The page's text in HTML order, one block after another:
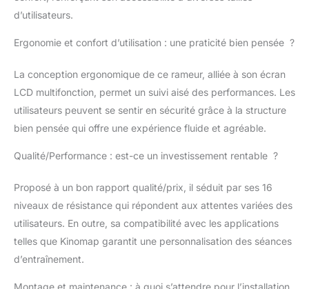
la conception unique à double rail vous
permettent de ramer sans bruit, sans
entraînement. La conception à double rail
améliore la sécurité et la stabilité pendant
l'exercice. Vous pouvez ainsi vous
concentrer sur votre entraînement et le
𝙋𝙍𝙊𝙁𝙀𝙎𝙎𝙄𝙊𝙉𝙉𝙀𝙇 : Notre rameur
vous soyez débutant ou professionnel,
vous trouverez l'intensité qui vous
convient. Chaque entraînement
correspond précisément à vos objectifs et
améliore efficacement votre condition
physique. Chaque mouvement améliore
condition physique générale.
𝙀́𝘾𝙍𝘼𝙉
d’utilisateurs.
Ergonomie et confort d’utilisation : une praticité bien pensée ?
La conception ergonomique de ce rameur, alliée à son écran
LCD multifonction, permet un suivi aisé des performances. Les
utilisateurs peuvent se sentir en sécurité grâce à la structure
bien pensée qui offre une expérience fluide et agréable.
Qualité/Performance : est-ce un investissement rentable ?
Proposé à un bon rapport qualité/prix, il séduit par ses 16
niveaux de résistance qui répondent aux attentes variées des
utilisateurs. En outre, sa compatibilité avec les applications
telles que Kinomap garantit une personnalisation des séances
d’entraînement.
Montage et maintenance : à quoi s’attendre pour l’installation